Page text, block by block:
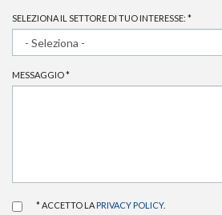
SELEZIONA IL SETTORE DI TUO INTERESSE: *
MESSAGGIO*
* ACCETTO LA PRIVACY POLICY.